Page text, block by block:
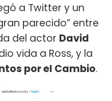
a Twitter y un
parecido” entre
del actor David
vida a Ross, y la
por el Cambio.